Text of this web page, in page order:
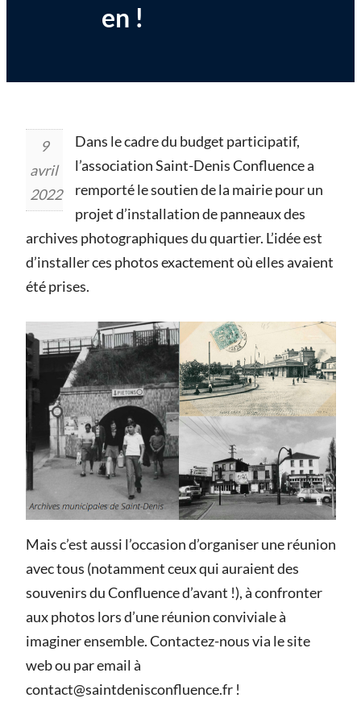
en !
9
avril
2022
Dans le cadre du budget participatif,
l’association Saint-Denis Confluence a
remporté le soutien de la mairie pour un
projet d’installation de panneaux des
archives photographiques du quartier. L’idée est
d’installer ces photos exactement où elles avaient
été prises.
Mais c’est aussi l’occasion d’organiser une réunion
avec tous (notamment ceux qui auraient des
souvenirs du Confluence d’avant !), à confronter
aux photos lors d’une réunion conviviale à
imaginer ensemble. Contactez-nous via le site
web ou par email à
contact@saintdenisconfluence.fr !